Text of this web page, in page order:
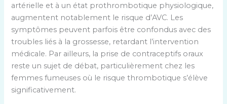
artérielle et à un état prothrombotique physiologique,
augmentent notablement le risque d’AVC. Les
symptômes peuvent parfois être confondus avec des
troubles liés à la grossesse, retardant l’intervention
médicale. Par ailleurs, la prise de contraceptifs oraux
reste un sujet de débat, particulièrement chez les
femmes fumeuses où le risque thrombotique s’élève
significativement.